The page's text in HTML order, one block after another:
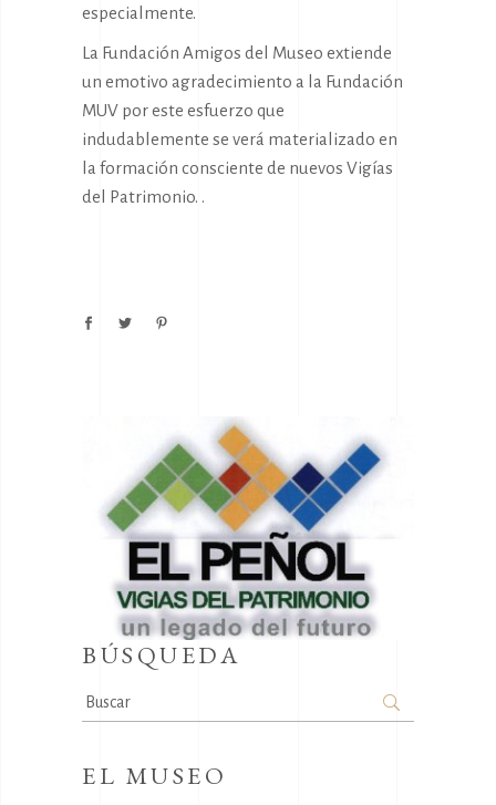
especialmente.
La Fundación Amigos del Museo extiende
un emotivo agradecimiento a la Fundación
MUV por este esfuerzo que
indudablemente se verá materializado en
la formación consciente de nuevos Vigías
del Patrimonio. .
BÚSQUEDA
Search
for:
EL MUSEO